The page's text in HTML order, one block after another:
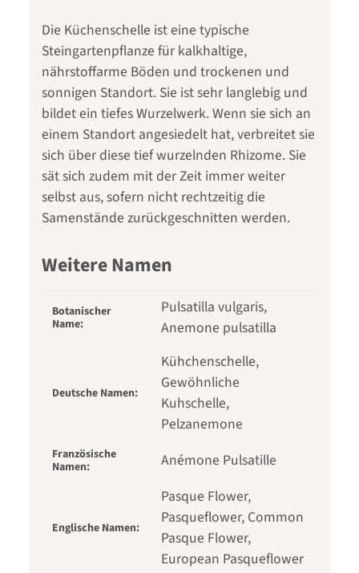
Die Küchenschelle ist eine typische
Steingartenpflanze für kalkhaltige,
nährstoffarme Böden und trockenen und
sonnigen Standort. Sie ist sehr langlebig und
bildet ein tiefes Wurzelwerk. Wenn sie sich an
einem Standort angesiedelt hat, verbreitet sie
sich über diese tief wurzelnden Rhizome. Sie
sät sich zudem mit der Zeit immer weiter
selbst aus, sofern nicht rechtzeitig die
Samenstände zurückgeschnitten werden.
Weitere Namen
Botanischer
Name:
Pulsatilla vulgaris,
Anemone pulsatilla
Deutsche Namen:
Kühchenschelle,
Gewöhnliche
Kuhschelle,
Pelzanemone
Französische
Namen:
Anémone Pulsatille
Englische Namen:
Pasque Flower,
Pasqueflower, Common
Pasque Flower,
European Pasqueflower